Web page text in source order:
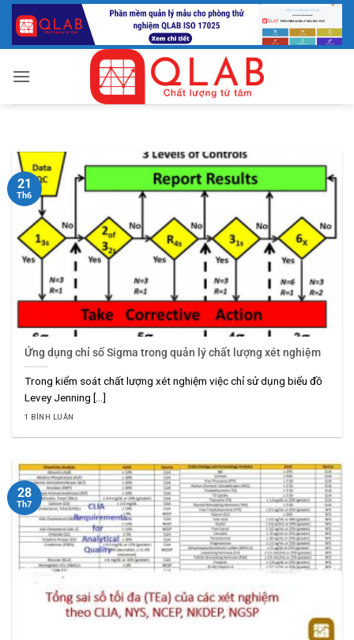
Bỏ
qua
nội
dung
Ứng dụng chỉ số Sigma trong quản lý chất lượng xét nghiệm
Trong kiểm soát chất lượng xét nghiệm việc chỉ sử dụng biểu đồ
Levey Jenning [...]
1 BÌNH LUẬN
21
Th6
28
Th7